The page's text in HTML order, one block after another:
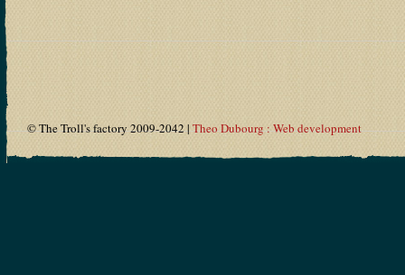
© The Troll's factory 2009-2042 |Theo Dubourg : Web development